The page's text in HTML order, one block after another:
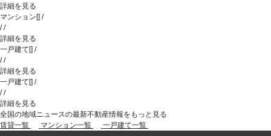
詳細を見る
マンション[] /
//
詳細を見る
一戸建て[] /
//
詳細を見る
一戸建て[] /
//
詳細を見る
全国の地域ニュースの最新不動産情報をもっと見る
賃貸一覧
マンション一覧 一戸建て一覧